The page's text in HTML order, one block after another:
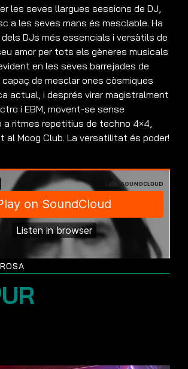
les seves llargues sessions de DJ,
a les seves mans és mesclable. Ha
DJs més essencials i versàtils de
amor per tots els gèneres musicals
en les seves barrejades de
de mesclar ones còsmiques
actual, i després virar magistralment
i EBM, movent-se sense
a ritmes repetitius de techno 4×4,
al Moog Club. La versatilitat és poder!